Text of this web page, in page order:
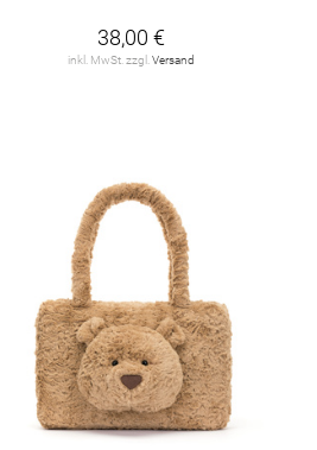
38,00 €
inkl. MwSt. zzgl.Versand